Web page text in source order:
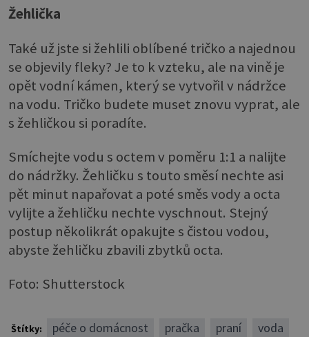
Žehlička
Také už jste si žehlili oblíbené tričko a najednou
se objevily fleky? Je to k vzteku, ale na vině je
opět vodní kámen, který se vytvořil v nádržce
na vodu. Tričko budete muset znovu vyprat, ale
s žehličkou si poradíte.
Smíchejte vodu s octem v poměru 1:1 a nalijte
do nádržky. Žehličku s touto směsí nechte asi
pět minut napařovat a poté směs vody a octa
vylijte a žehličku nechte vyschnout. Stejný
postup několikrát opakujte s čistou vodou,
abyste žehličku zbavili zbytků octa.
Foto: Shutterstock
Štítky: péče o domácnost pračka praní
voda